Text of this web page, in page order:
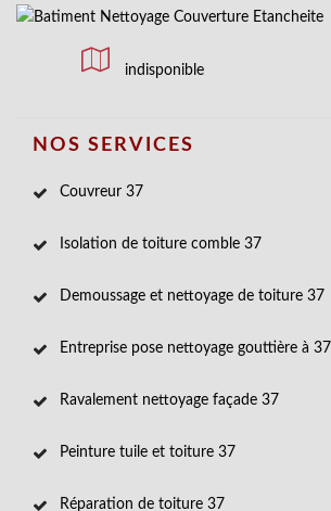
indisponible
NOS SERVICES
Couvreur 37
Isolation de toiture comble 37
Demoussage et nettoyage de toiture 37
Entreprise pose nettoyage gouttière à 37
Ravalement nettoyage façade 37
Peinture tuile et toiture 37
Réparation de toiture 37